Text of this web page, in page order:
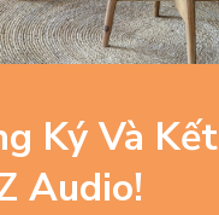
Ký Và Kết
Audio!